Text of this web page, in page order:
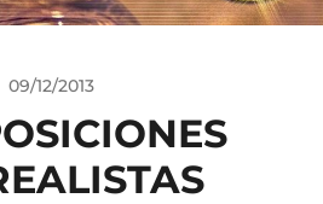
09/12/2013